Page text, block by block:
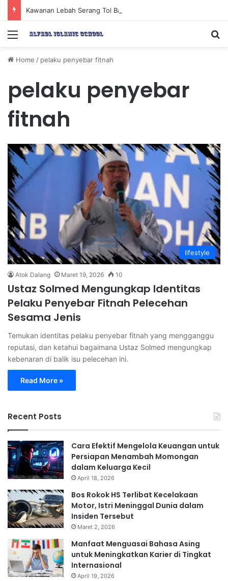
Menu
Home / pelaku penyebar fitnah
pelaku penyebar
fitnah
lifestyle
Atok Dalang Maret 19, 2026 10
Ustaz Solmed Mengungkap Identitas
Pelaku Penyebar Fitnah Pelecehan
Sesama Jenis
Temukan identitas pelaku penyebar fitnah yang mengganggu
reputasi, dan ketahui bagaimana Ustaz Solmed mengungkap
kebenaran di balik isu pelecehan ini.
Read More »
Recent Posts
Cara Efektif Mengelola Keuangan untuk
Persiapan Menambah Momongan
dalam Keluarga Kecil
April 18, 2026
Bos Rokok HS Terlibat Kecelakaan
Motor, Istri Meninggal Dunia dalam
Insiden Tersebut
Maret 2, 2026
Manfaat Menguasai Bahasa Asing
untuk Meningkatkan Karier di Tingkat
Internasional
April 19, 2026